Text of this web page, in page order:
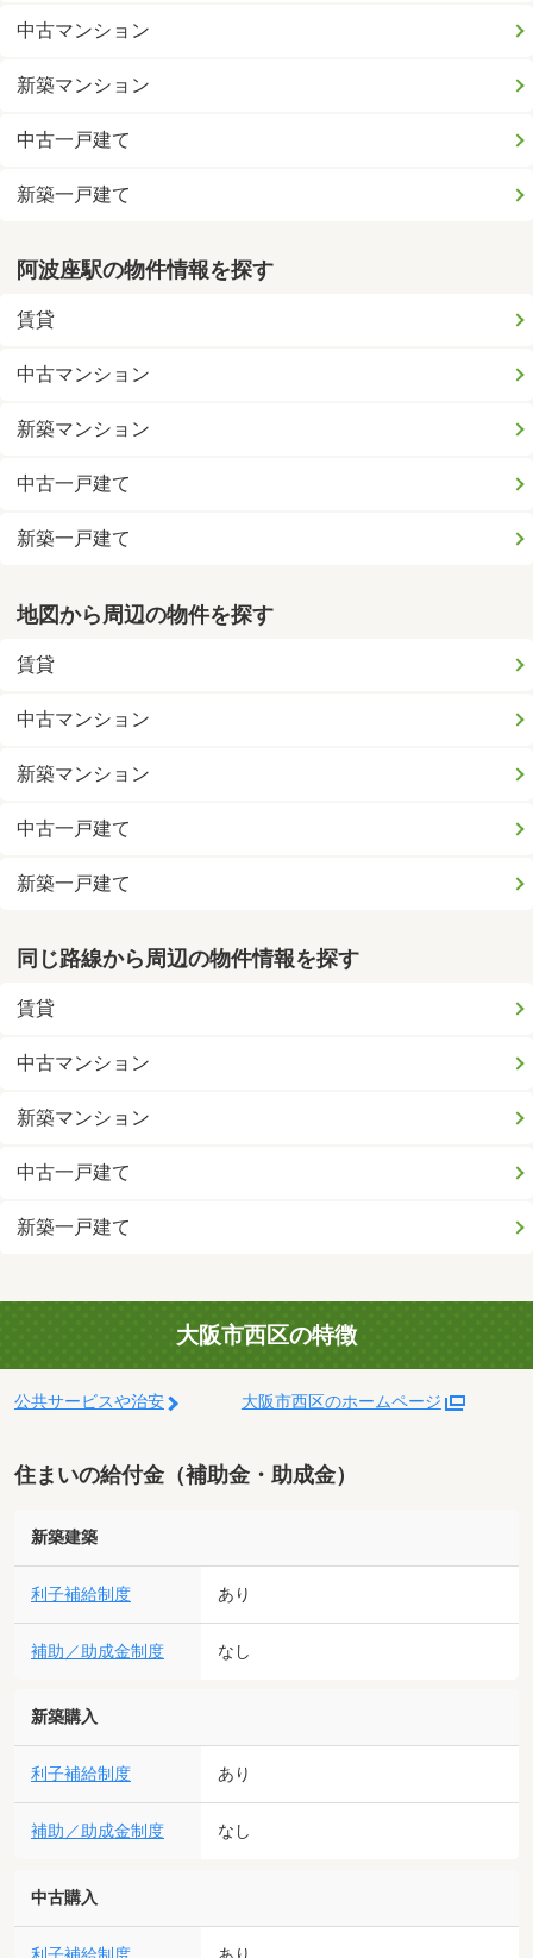
中古マンション
新築マンション
中古一戸建て
新築一戸建て
阿波座駅の物件情報を探す
賃貸
中古マンション
新築マンション
中古一戸建て
新築一戸建て
地図から周辺の物件を探す
賃貸
中古マンション
新築マンション
中古一戸建て
新築一戸建て
同じ路線から周辺の物件情報を探す
賃貸
中古マンション
新築マンション
中古一戸建て
新築一戸建て
大阪市西区の特徴
公共サービスや治安 大阪市西区のホームページ
住まいの給付金（補助金・助成金）
新築建築
利子補給制度 あり
補助／助成金制度 なし
新築購入
利子補給制度 あり
補助／助成金制度 なし
中古購入
あり